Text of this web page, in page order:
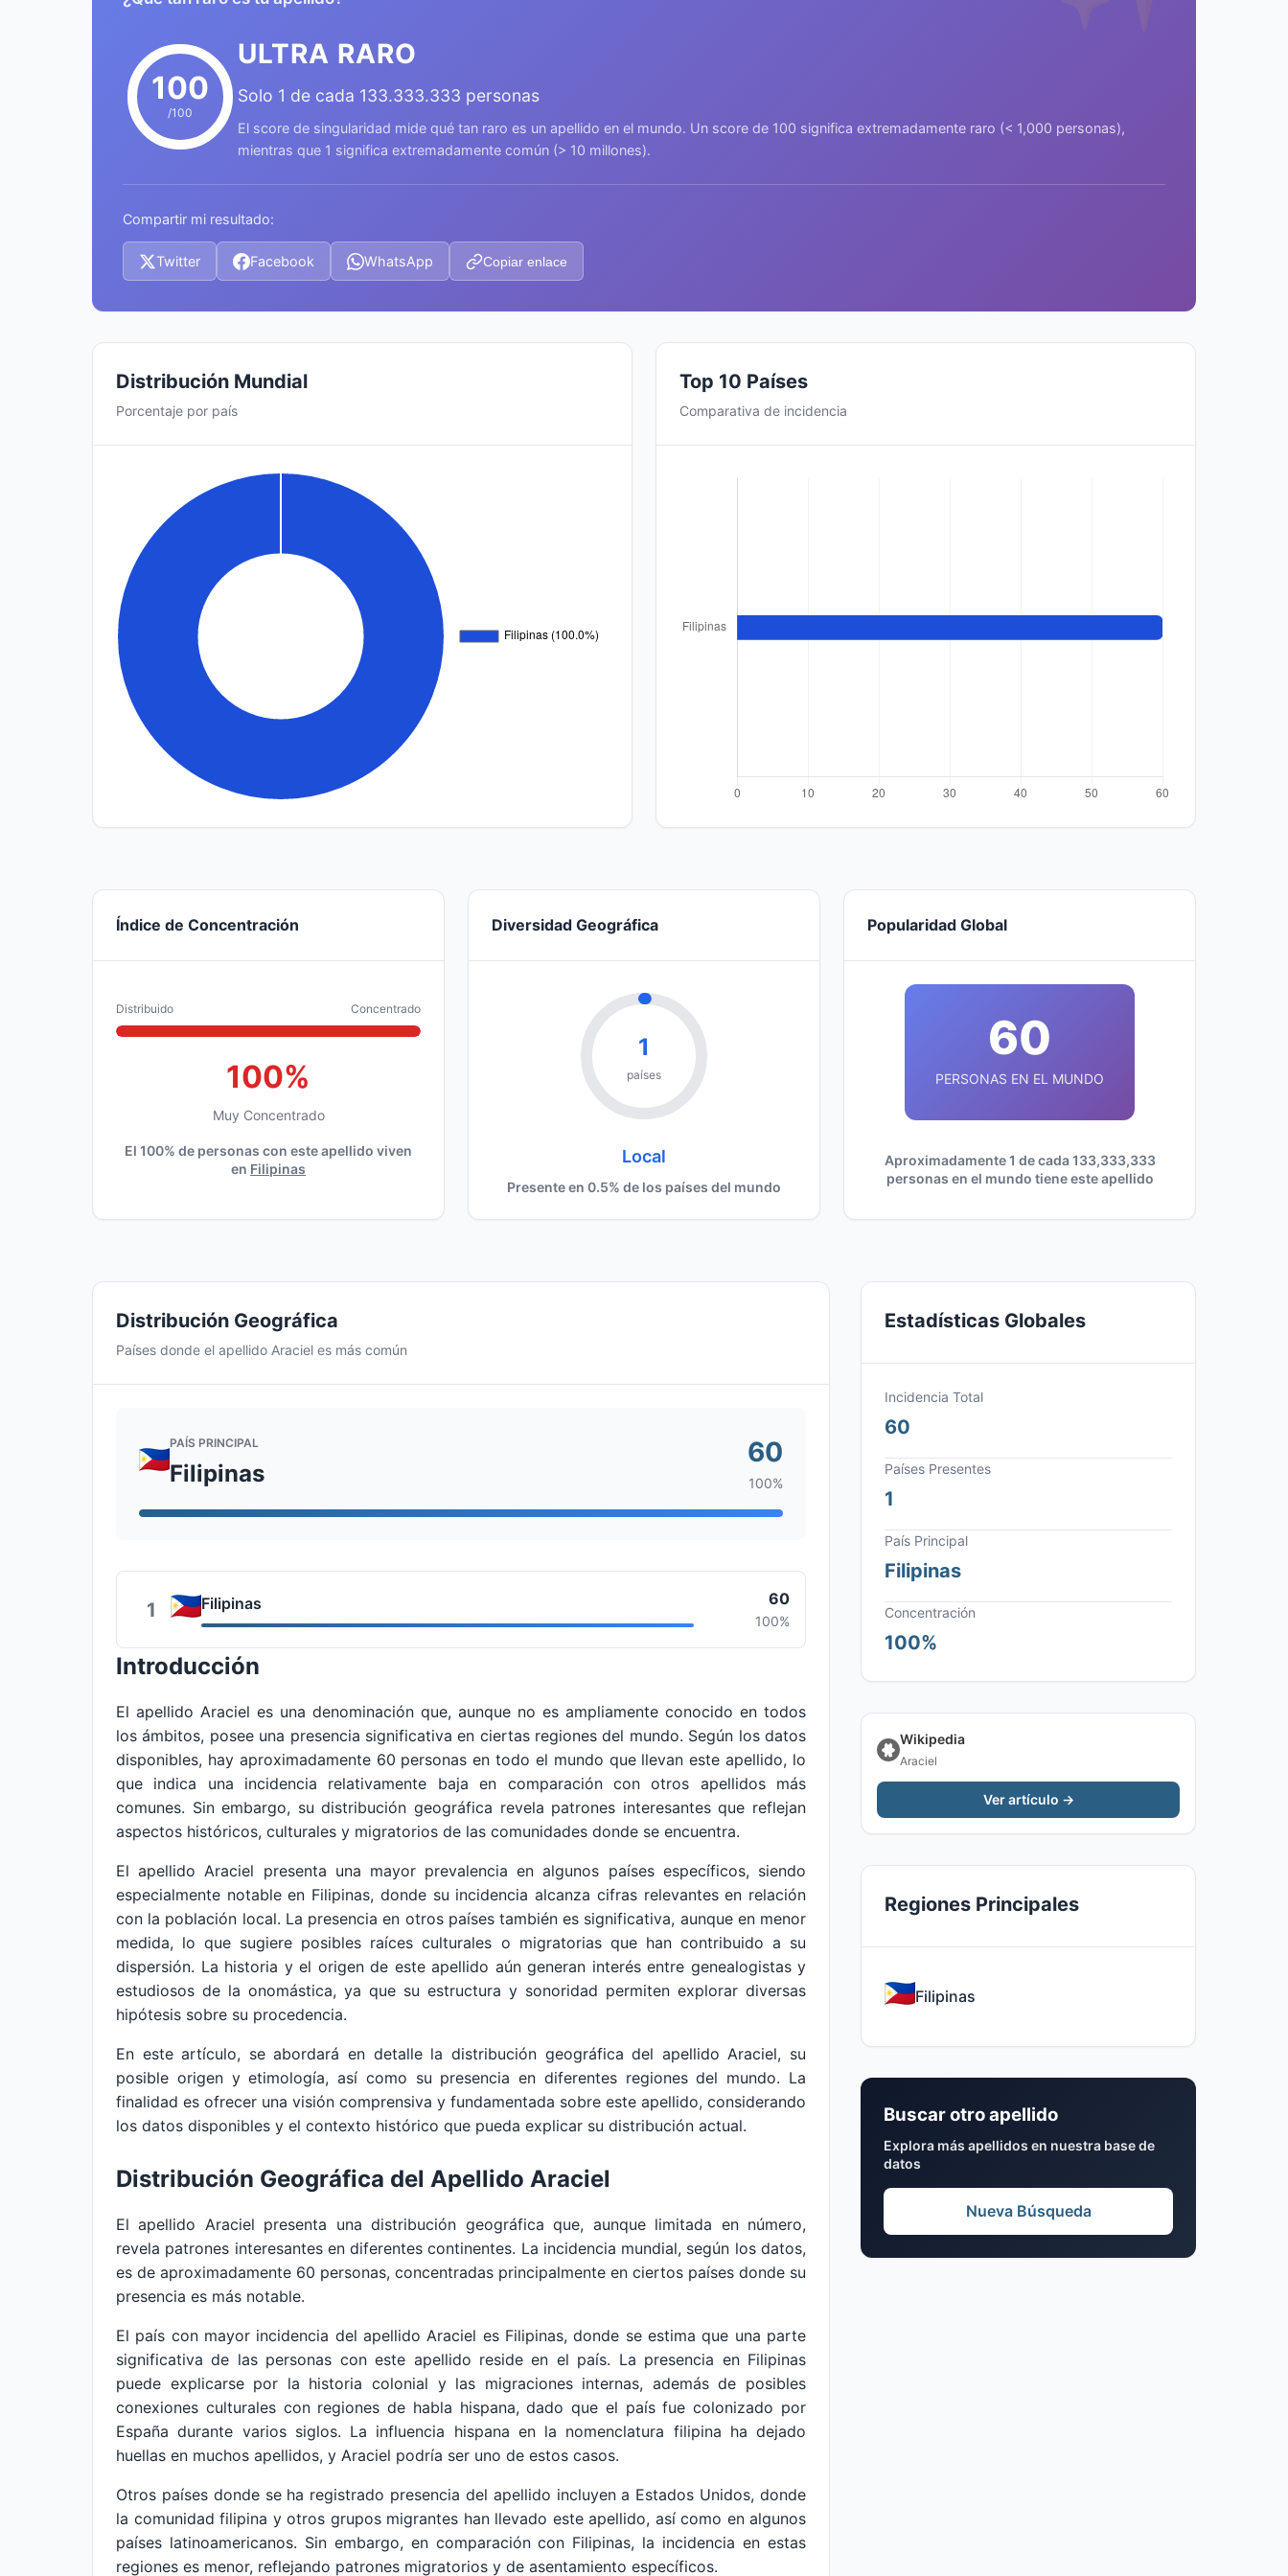
100
/100
ULTRA RARO
Solo 1 de cada 133.333.333 personas
El score de singularidad mide qué tan raro es un apellido en el mundo. Un score de 100 significa extremadamente raro (< 1,000 personas),
mientras que 1 significa extremadamente común (> 10 millones).
Compartir mi resultado:
Twitter Facebook WhatsApp Copiar enlace
Distribución Mundial
Porcentaje por país
Top 10 Países
Comparativa de incidencia
Índice de Concentración
Distribuido Concentrado
100%
Muy Concentrado
El 100% de personas con este apellido viven
en Filipinas
Diversidad Geográfica
1
países
Local
Presente en 0.5% de los países del mundo
Popularidad Global
60
PERSONAS EN EL MUNDO
Aproximadamente 1 de cada 133,333,333
personas en el mundo tiene este apellido
Distribución Geográfica
Países donde el apellido Araciel es más común
PAÍS PRINCIPAL
Filipinas
60
100%
1 Filipinas 60
100%
Introducción
El apellido Araciel es una denominación que, aunque no es ampliamente conocido en todos
los ámbitos, posee una presencia significativa en ciertas regiones del mundo. Según los datos
disponibles, hay aproximadamente 60 personas en todo el mundo que llevan este apellido, lo
que indica una incidencia relativamente baja en comparación con otros apellidos más
comunes. Sin embargo, su distribución geográfica revela patrones interesantes que reflejan
aspectos históricos, culturales y migratorios de las comunidades donde se encuentra.
El apellido Araciel presenta una mayor prevalencia en algunos países específicos, siendo
especialmente notable en Filipinas, donde su incidencia alcanza cifras relevantes en relación
con la población local. La presencia en otros países también es significativa, aunque en menor
medida, lo que sugiere posibles raíces culturales o migratorias que han contribuido a su
dispersión. La historia y el origen de este apellido aún generan interés entre genealogistas y
estudiosos de la onomástica, ya que su estructura y sonoridad permiten explorar diversas
hipótesis sobre su procedencia.
En este artículo, se abordará en detalle la distribución geográfica del apellido Araciel, su
posible origen y etimología, así como su presencia en diferentes regiones del mundo. La
finalidad es ofrecer una visión comprensiva y fundamentada sobre este apellido, considerando
los datos disponibles y el contexto histórico que pueda explicar su distribución actual.
Distribución Geográfica del Apellido Araciel
El apellido Araciel presenta una distribución geográfica que, aunque limitada en número,
revela patrones interesantes en diferentes continentes. La incidencia mundial, según los datos,
es de aproximadamente 60 personas, concentradas principalmente en ciertos países donde su
presencia es más notable.
El país con mayor incidencia del apellido Araciel es Filipinas, donde se estima que una parte
significativa de las personas con este apellido reside en el país. La presencia en Filipinas
puede explicarse por la historia colonial y las migraciones internas, además de posibles
conexiones culturales con regiones de habla hispana, dado que el país fue colonizado por
España durante varios siglos. La influencia hispana en la nomenclatura filipina ha dejado
huellas en muchos apellidos, y Araciel podría ser uno de estos casos.
Otros países donde se ha registrado presencia del apellido incluyen a Estados Unidos, donde
la comunidad filipina y otros grupos migrantes han llevado este apellido, así como en algunos
países latinoamericanos. Sin embargo, en comparación con Filipinas, la incidencia en estas
regiones es menor, reflejando patrones migratorios y de asentamiento específicos.
Estadísticas Globales
Incidencia Total
60
Países Presentes
1
País Principal
Filipinas
Concentración
100%
Wikipedia
Araciel
Ver artículo →
Regiones Principales
Filipinas
Buscar otro apellido
Explora más apellidos en nuestra base de
datos
Nueva Búsqueda